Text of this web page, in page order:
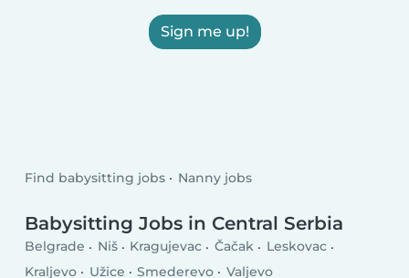
Sign me up!
Find babysitting jobs Nanny jobs
Babysitting Jobs in Central Serbia
Belgrade Niš Kragujevac Čačak
Leskovac
Kraljevo
Užice Smederevo Valjevo